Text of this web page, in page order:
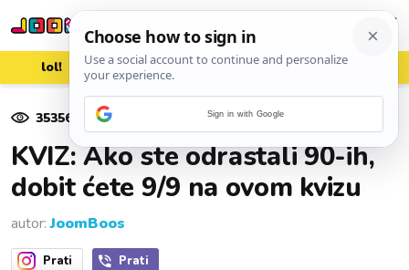
lol! aww vrh! woot?!
35356 pregleda
KVIZ: Ako ste odrastali 90-ih,
dobit ćete 9/9 na ovom kvizu
autor:JoomBoos
Prati Prati
Sign in with Google